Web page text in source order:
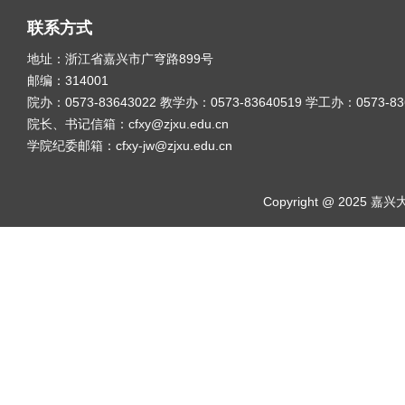
联系方式
地址：浙江省嘉兴市广穹路899号
邮编：314001
院办：0573-83643022 教学办：0573-83640519 学工办：0573-
院长、书记信箱：cfxy@zjxu.edu.cn
学院纪委邮箱：cfxy-jw@zjxu.edu.cn
Copyright @ 2025 嘉